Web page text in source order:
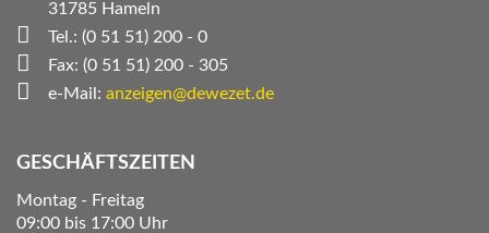
31785 Hameln
Tel.: (0 51 51) 200 - 0
Fax: (0 51 51) 200 - 305
e-Mail: anzeigen@dewezet.de
GESCHÄFTSZEITEN
Montag - Freitag
09:00 bis 17:00 Uhr